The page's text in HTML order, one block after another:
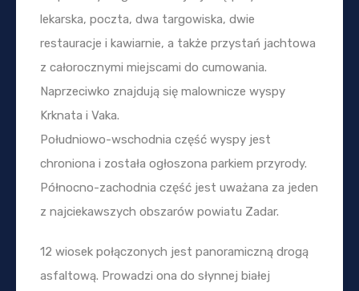
lekarska, poczta, dwa targowiska, dwie
restauracje i kawiarnie, a także przystań jachtowa
z całorocznymi miejscami do cumowania.
Naprzeciwko znajdują się malownicze wyspy
Krknata i Vaka.
Południowo-wschodnia część wyspy jest
chroniona i została ogłoszona parkiem przyrody.
Północno-zachodnia część jest uważana za jeden
z najciekawszych obszarów powiatu Zadar.
12 wiosek połączonych jest panoramiczną drogą
asfaltową. Prowadzi ona do słynnej białej